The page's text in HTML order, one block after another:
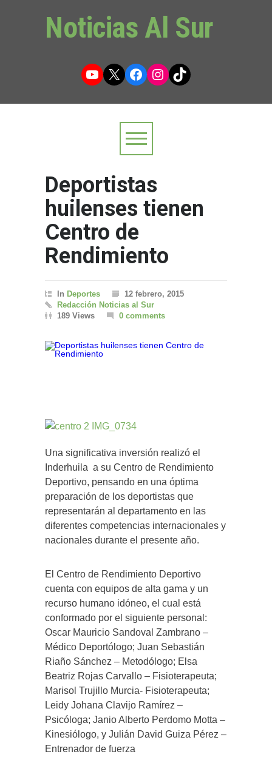
Noticias Al Sur
YouTube
X Facebook
Instagram
TikTok
Deportistas
huilenses tienen
Centro de
Rendimiento
In Deportes
12 febrero, 2015
Redacción Noticias al Sur
189 Views
0 comments
Una significativa inversión realizó el
Inderhuila a su Centro de Rendimiento
Deportivo, pensando en una óptima
preparación de los deportistas que
representarán al departamento en las
diferentes competencias internacionales y
nacionales durante el presente año.
El Centro de Rendimiento Deportivo
cuenta con equipos de alta gama y un
recurso humano idóneo, el cual está
conformado por el siguiente personal:
Oscar Mauricio Sandoval Zambrano –
Médico Deportólogo; Juan Sebastián
Riaño Sánchez – Metodólogo; Elsa
Beatriz Rojas Carvallo – Fisioterapeuta;
Marisol Trujillo Murcia- Fisioterapeuta;
Leidy Johana Clavijo Ramírez –
Psicóloga; Janio Alberto Perdomo Motta –
Kinesiólogo, y Julián David Guiza Pérez –
Entrenador de fuerza